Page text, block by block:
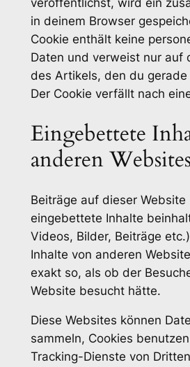
veröffentlichst, wird ein
in deinem Browser
Cookie enthält keine
Daten und verweist nur auf
des Artikels, den du
Der Cookie verfällt nach
Eingebettete
anderen
Beiträge auf dieser Website
eingebettete Inhalte
Videos, Bilder, Beiträge
Inhalte von anderen
exakt so, als ob der
Website besucht hätte.
Diese Websites können
sammeln, Cookies
Tracking-Dienste von